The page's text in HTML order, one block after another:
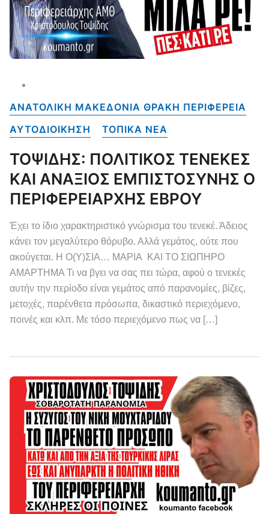
ΑΝΑΤΟΛΙΚΗ ΜΑΚΕΔΟΝΙΑ ΘΡΑΚΗ ΠΕΡΙΦΕΡΕΙΑ
ΑΥΤΟΔΙΟΙΚΗΣΗ
ΤΟΠΙΚΑ NEA
ΤΟΨΙΔΗΣ: ΠΟΛΙΤΙΚΟΣ ΤΕΝΕΚΕΣ
ΚΑΙ ΑΝΑΞΙΟΣ ΕΜΠΙΣΤΟΣΥΝΗΣ Ο
ΠΕΡΙΦΕΡΕΙΑΡΧΗΣ ΕΒΡΟΥ
Έχει το ίδιο χαρακτηριστικό γνώρισμα του τενεκέ. Άδειος
κάνει τον μεγαλύτερο θόρυβο. Αλλά γεμάτος, ούτε που
ακούγεται. Η Ο(Υ)ΣΙΑ… ΜΑΡΙΑ ΚΑΙ ΤΟ ΣΙΩΠΗΡΟ
ΑΜΑΡΤΗΜΑ Τι να βγει να σας πει τώρα, αφού ο τενεκές
αυτήν την περίοδο είναι γεμάτος από παρανομίες, βίζες,
μετοχές, παρένθετα πρόσωπα, δικαστικό περιεχόμενο,
ποινές και κλπ. Με τόσο περιεχόμενο πως να […]